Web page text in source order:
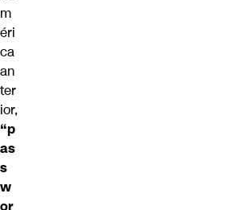
m
éri
ca
an
ter
ior,
“p
as
s
w
or